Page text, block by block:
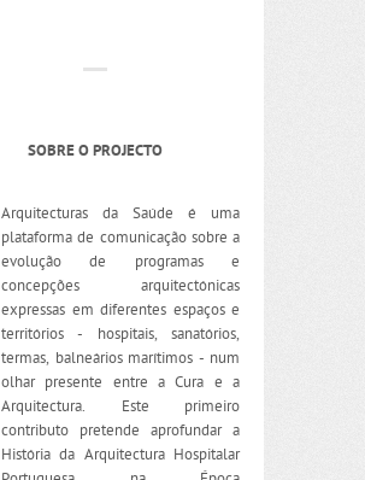
SOBRE O PROJECTO
Arquitecturas da Saúde é uma
plataforma de comunicação sobre a
evolução de programas e
concepções arquitectónicas
expressas em diferentes espaços e
territórios - hospitais, sanatórios,
termas, balneários marítimos - num
olhar presente entre a Cura e a
Arquitectura. Este primeiro
contributo pretende aprofundar a
História da Arquitectura Hospitalar